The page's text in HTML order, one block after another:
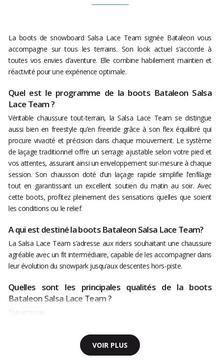
La boots de snowboard Salsa Lace Team signée Bataleon vous
accompagne sur tous les terrains. Son look actuel s’accorde à
toutes vos envies d’aventure. Elle combine habilement maintien et
réactivité pour une expérience optimale.
Quel est le programme de la boots Bataleon Salsa
Lace Team ?
Véritable chaussure tout-terrain, la Salsa Lace Team se distingue
aussi bien en freestyle qu’en freeride grâce à son flex équilibré qui
procure vivacité et précision dans chaque mouvement. Le système
de laçage traditionnel offre un serrage ajustable selon votre pied et
vos attentes, assurant ainsi un enveloppement sur-mesure à chaque
session. Son chausson doté d’un laçage rapide simplifie l’enfilage
tout en garantissant un excellent soutien du matin au soir. Avec
cette boots, profitez pleinement des sensations quelles que soient
les conditions ou le relief.
A qui est destiné la boots Bataleon Salsa Lace Team?
La Salsa Lace Team s’adresse aux riders souhaitant une chaussure
agréable avec un fit intermédiaire, capable de les accompagner dans
leur évolution du snowpark jusqu’aux descentes hors-piste.
Quelles sont les principales qualités de la boots
Bataleon Salsa Lace Team ?
Dynamisme
VOIR PLUS